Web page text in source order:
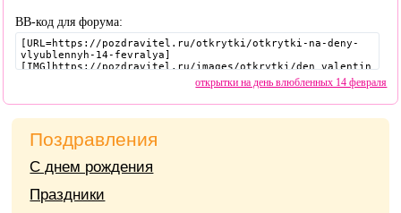
BB-код для форума:
открытки на день влюбленных 14 февраля
Поздравления
С днем рождения
Праздники